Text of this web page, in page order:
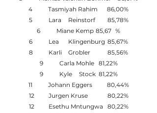
4	Tasmiyah Rahim	86,00%
5	Lara	Reinstorf	85,78%
6	Miane Kemp	85,67	%
6	Lea	Klingenburg	85,67%
8	Karli	Grobler	85,56%
9	Carla Mohle	81,22%
9	Kyle	Stock	81,22%
11	Johann Eggers	80,44%
12	Jurgen Kruse	80,22%
12	Esethu Mntungwa	80,22%